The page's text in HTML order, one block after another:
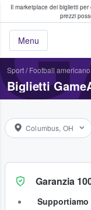
Il marketplace dei biglietti
prezzi
Menu
fan
Sport/ Football americano
Biglietti
Columbus, OH
Garanzia